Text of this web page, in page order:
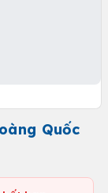
Quốc